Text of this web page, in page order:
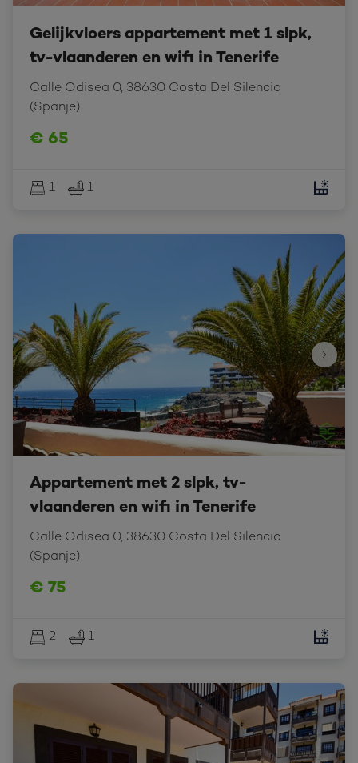
Gelijkvloers appartement met 1 slpk,
tv-vlaanderen en wifi in Tenerife
Calle Odisea 0, 38630 Costa Del Silencio
(Spanje)
€ 65
1 1
Appartement met 2 slpk, tv-
vlaanderen en wifi in Tenerife
Calle Odisea 0, 38630 Costa Del Silencio
(Spanje)
€ 75
2 1